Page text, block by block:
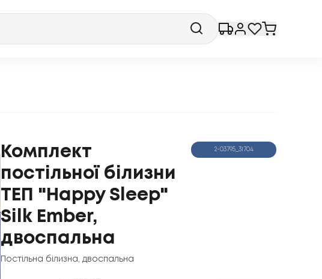
Комплект
постільної білизни
ТЕП "Happy Sleep"
Silk Ember,
двоспальна
Постільна білизна двоспальна
2-03795_31704